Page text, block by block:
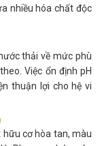
nhiều hóa chất độc
thải về mức phù
Việc ổn định pH
thuận lợi cho hệ vi
cơ hòa tan, màu